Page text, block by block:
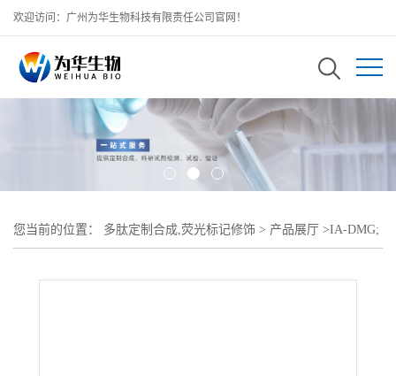
欢迎访问：广州为华生物科技有限责任公司官网！
您当前的位置： 多肽定制合成,荧光标记修饰 > 产品展厅 >IA-DMG;